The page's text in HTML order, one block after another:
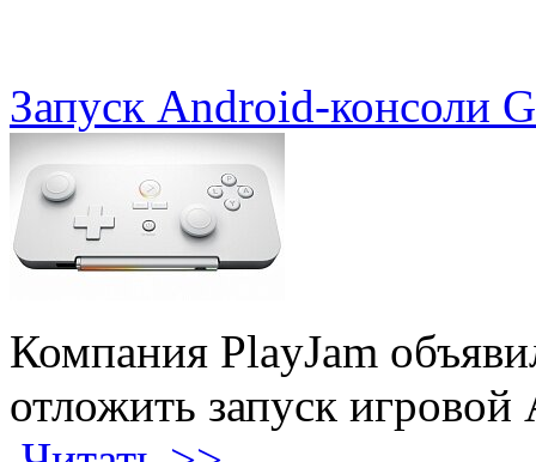
Запуск Android-консоли
Компания PlayJam
отложить запуск